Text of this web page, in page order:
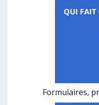
Formulaires,